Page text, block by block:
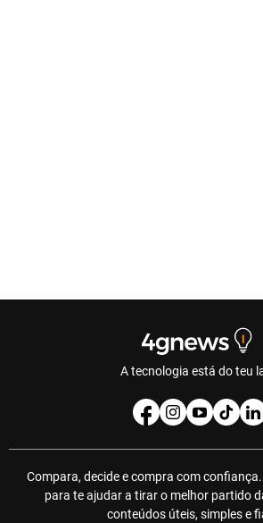
A tecnologia está do teu
Compara, decide e compra com
para te ajudar a tirar o melhor partido
conteúdos úteis, simples e